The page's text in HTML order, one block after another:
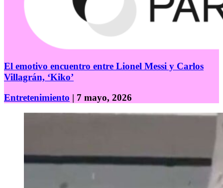
El emotivo encuentro entre Lionel Messi y Carlos
Villagrán, ‘Kiko’
Entretenimiento | 7 mayo, 2026